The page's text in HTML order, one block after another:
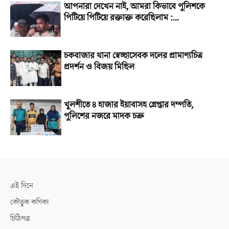
আপনারা দেখেন নাই, আমরা কিভাবে পুলিশকে
পিটিয়ে পিটিয়ে রক্তাক্ত করেছিলাম :...
চকবাজার থানা স্বেচ্ছাসেবক দলের প্রামাণ্যচিত্র
প্রদর্শন ও বিজয় মিছিল
খুলশীতে ৪ হাজার ইয়াবাসহ গ্রেপ্তার দম্পতি,
পুলিশের নজরে মাদক চক্র
এই দিনে
কৌতুক কণিকা
চিঠিপত্র